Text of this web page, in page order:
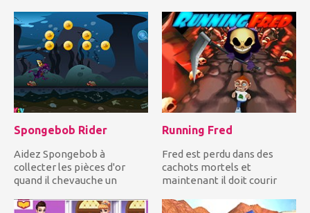
prè...
chaq...
Spongebob Rider
Aidez Spongebob à
collecter les pièces d'or
quand il chevauche un
Mais vo...
Running Fred
Fred est perdu dans des
cachots mortels et
maintenant il doit courir